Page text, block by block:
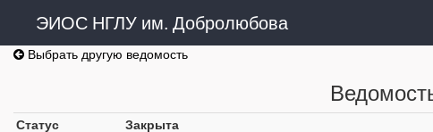
ЭИОС НГЛУ им. Добролюбова
Выбрать другую ведомость
Статус
Закрыта